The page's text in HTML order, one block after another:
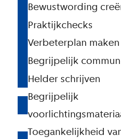
Bewustwording
Praktijkchecks
Verbeterplan maken
Begrijpelijk
Helder schrijven
Begrijpelijk
Toegankelijkheid